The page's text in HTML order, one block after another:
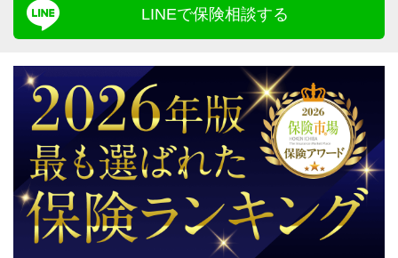
LINEで保険相談する